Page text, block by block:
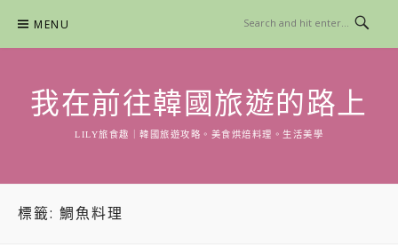
content
MENU
我在前往韓國旅遊的路上
LILY旅食趣｜韓國旅遊攻略。美食烘焙料理。生活美學
標籤: 鯛魚料理